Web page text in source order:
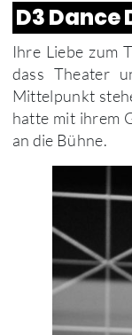
D3
Ihre Liebe zum
dass Theater
Mittelpunkt
hatte mit ihrem
an die Bühne.